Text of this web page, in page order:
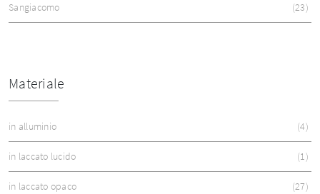
Sangiacomo 23
Materiale
in alluminio 4
in laccato lucido 1
in laccato opaco 27